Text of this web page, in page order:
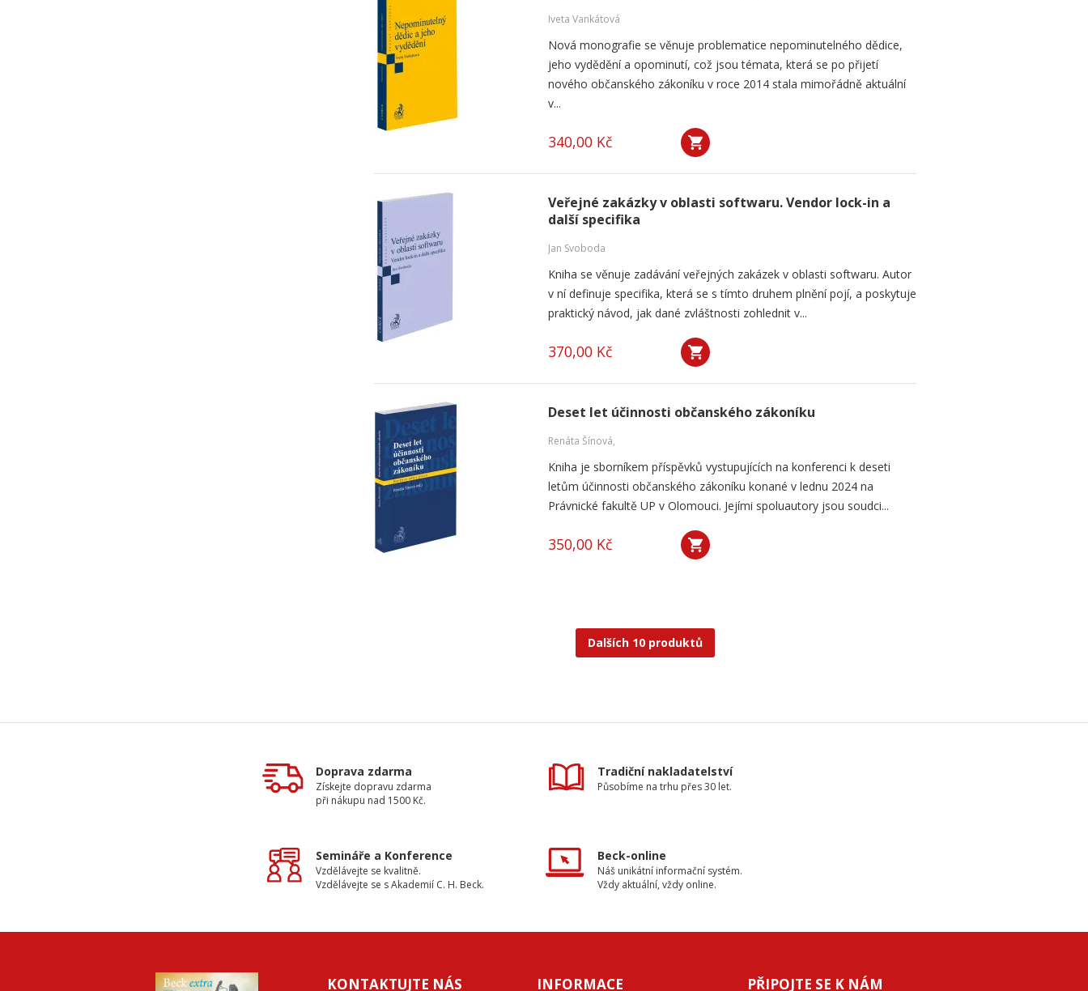
Iveta Vankátová
Nová monografie se věnuje problematice nepominutelného dědice,
jeho vydědění a opominutí, což jsou témata, která se po přijetí
nového občanského zákoníku v roce 2014 stala mimořádně aktuální
v...
340,00 Kč
Veřejné zakázky v oblasti softwaru. Vendor lock-in a
další specifika
Jan Svoboda
Kniha se věnuje zadávání veřejných zakázek v oblasti softwaru. Autor
v ní definuje specifika, která se s tímto druhem plnění pojí, a poskytuje
praktický návod, jak dané zvláštnosti zohlednit v...
370,00 Kč
Deset let účinnosti občanského zákoníku
Renáta Šínová,
Kniha je sborníkem příspěvků vystupujících na konferenci k deseti
letům účinnosti občanského zákoníku konané v lednu 2024 na
Právnické fakultě UP v Olomouci. Jejími spoluautory jsou soudci...
350,00 Kč
Dalších 10 produktů
Doprava zdarma
Získejte dopravu zdarma
při nákupu nad 1500 Kč.
Tradiční nakladatelství
Působíme na trhu přes 30 let.
Semináře a Konference
Vzdělávejte se kvalitně.
Vzdělávejte se s Akademií C. H. Beck.
Beck-online
Náš unikátní informační systém.
Vždy aktuální, vždy online.
KONTAKTUJTE NÁS INFORMACE PŘIPOJTE SE K NÁM